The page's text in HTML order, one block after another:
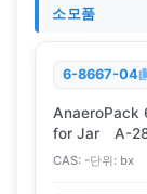
소모품
6-8667-04
AnaeroPack
for Jar A-
CAS: -단위: bx